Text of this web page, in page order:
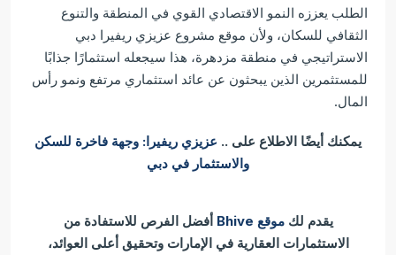
الطلب يعززه النمو الاقتصادي القوي في المنطقة والتنوع
الثقافي للسكان، ولأن موقع مشروع عزيزي ريفيرا دبي
الاستراتيجي في منطقة مزدهرة، هذا سيجعله استثمارًا جذابًا
للمستثمرين الذين يبحثون عن عائد استثماري مرتفع ونمو رأس
المال.
يمكنك أيضًا الاطلاع على .. عزيزي ريفيرا: وجهة فاخرة للسكن
والاستثمار في دبي
يقدم لكموقع Bhive
أفضل الفرص للاستفادة من
الاستثمارات العقارية في الإمارات وتحقيق أعلى العوائد،